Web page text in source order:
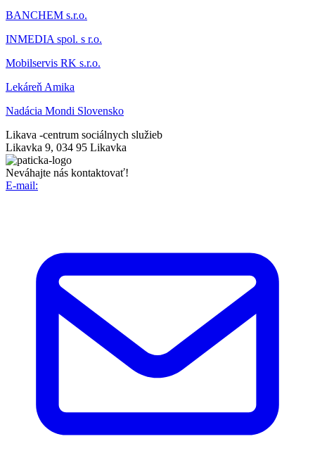
BANCHEM s.r.o.
INMEDIA spol. s r.o.
Mobilservis RK s.r.o.
Lekáreň Amika
Nadácia Mondi Slovensko
Likava -centrum sociálnych služieb
Likavka 9, 034 95 Likavka
Neváhajte nás kontaktovať!
E-mail: